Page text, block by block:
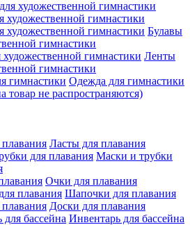
художественной гимнастики
Булавы
гимнастики
Ленты
гимнастики
Одежда для гимнастики
не распространяются)
Ласты для плавания
Маски и трубки
Очки для плавания
Шапочки для плавания
Доски для плавания
Инвентарь для бассейна